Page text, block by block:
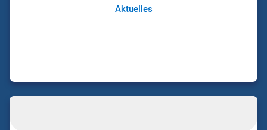
Aktuelles